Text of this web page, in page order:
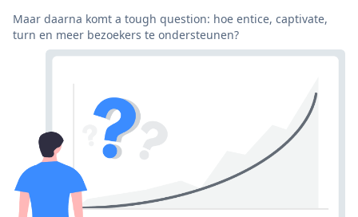
Maar daarna komt a tough question: hoe entice, captivate,
turn en meer bezoekers te ondersteunen?